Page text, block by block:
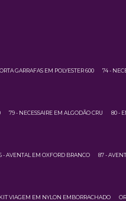
GARRAFAS EM POLYESTER 600 74 -
79 - NECESSAIRE EM ALGODÃO CRU 80 -
- AVENTAL EM OXFORD BRANCO 87 -
KIT VIAGEM EM NYLON EMBORRACHADO